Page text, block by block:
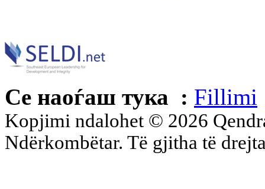
Се наоѓаш тука : Fillimi
Kopjimi ndalohet © 2026
Ndërkombëtar. Të gjitha të